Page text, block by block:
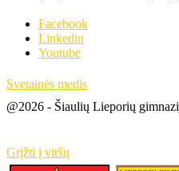
Facebook
Linkedin
Youtube
Svetainės medis
@2026 - Šiaulių Lieporių
Grįžti į viršų